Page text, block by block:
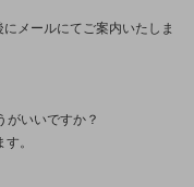
メールにてご案内いたしま
がいいですか？
。